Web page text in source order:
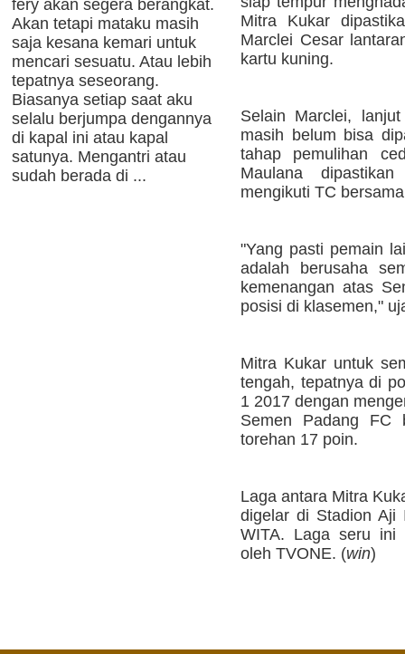
fery akan segera berangkat.
Akan tetapi mataku masih
saja kesana kemari untuk
mencari sesuatu. Atau lebih
tepatnya seseorang.
Biasanya setiap saat aku
selalu berjumpa dengannya
di kapal ini atau kapal
satunya. Mengantri atau
sudah berada di ...
Mitra Kukar
Marclei Cesar
kartu kuning.
Selain Marclei,
masih belum bisa
tahap pemulihan
Maulana
mengikuti TC
"Yang pasti pemain
adalah berusaha
kemenangan atas
posisi di klasemen,"
Mitra Kukar untuk
tengah, tepatnya di
1 2017 dengan
Semen Padang FC
torehan 17 poin.
Laga antara Mitra
digelar di Stadion Aji
WITA. Laga seru ini
oleh TVONE. (win)